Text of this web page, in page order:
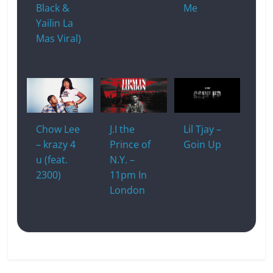
Black &
Yailin La
Mas Viral)
Me
Chow Lee
– krazy 4
u (feat.
2300)
J.I the
Prince of
N.Y. –
11pm In
London
Lil Tjay –
Goin Up